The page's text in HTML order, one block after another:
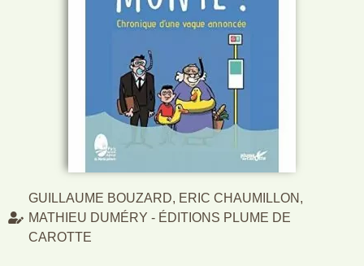
GUILLAUME BOUZARD, ERIC CHAUMILLON,
MATHIEU DUMÉRY - ÉDITIONS PLUME DE
CAROTTE